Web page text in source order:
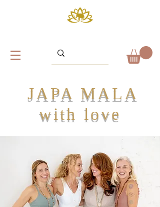
JAPA MALA
with love